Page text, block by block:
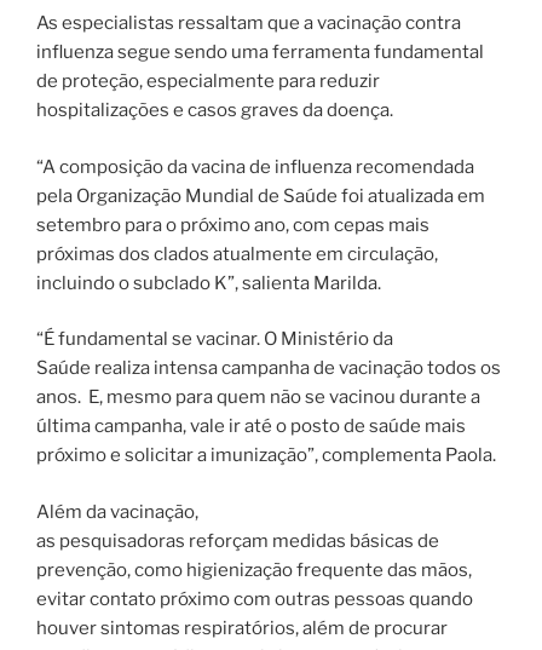
As especialistas ressaltam que a vacinação contra
influenza segue sendo uma ferramenta fundamental
de proteção, especialmente para reduzir
hospitalizações e casos graves da doença.
“A composição da vacina de influenza recomendada
pela Organização Mundial de Saúde foi atualizada em
setembro para o próximo ano, com cepas mais
próximas dos clados atualmente em circulação,
incluindo o subclado K”, salienta Marilda.
“É fundamental se vacinar. O Ministério da
Saúde realiza intensa campanha de vacinação todos os
anos. E, mesmo para quem não se vacinou durante a
última campanha, vale ir até o posto de saúde mais
próximo e solicitar a imunização”, complementa Paola.
Além da vacinação,
as pesquisadoras reforçam medidas básicas de
prevenção, como higienização frequente das mãos,
evitar contato próximo com outras pessoas quando
houver sintomas respiratórios, além de procurar